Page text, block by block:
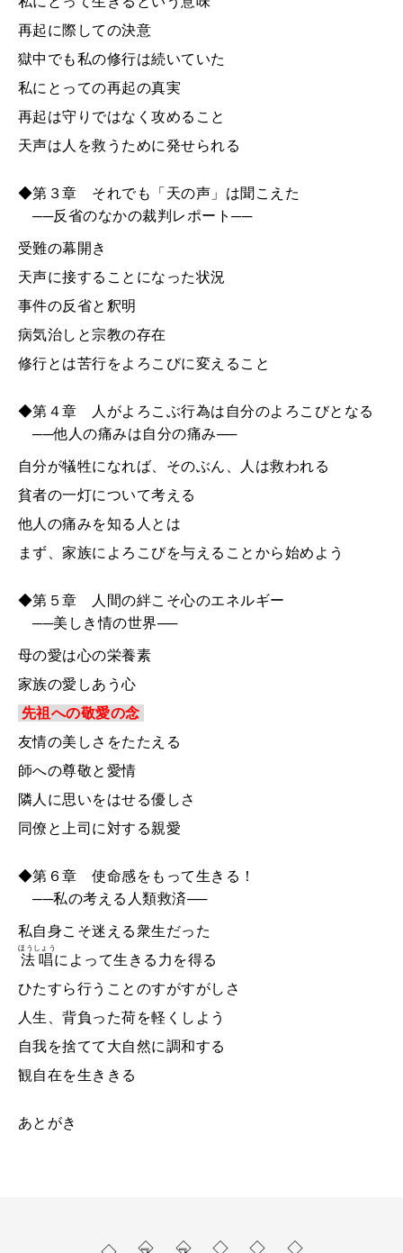
再起に際しての決意
獄中でも私の修行は続いていた
私にとっての再起の真実
再起は守りではなく攻めること
天声は人を救うために発せられる
◆第３章 それでも「天の声」は聞こえた
──反省のなかの裁判レポート──
受難の幕開き
天声に接することになった状況
事件の反省と釈明
病気治しと宗教の存在
修行とは苦行をよろこびに変えること
◆第４章 人がよろこぶ行為は自分のよろこびとなる
──他人の痛みは自分の痛み──
自分が犠牲になれば、そのぶん、人は救われる
貧者の一灯について考える
他人の痛みを知る人とは
まず、家族によろこびを与えることから始めよう
◆第５章 人間の絆こそ心のエネルギー
──美しき情の世界──
母の愛は心の栄養素
家族の愛しあう心
先祖への敬愛の念
友情の美しさをたたえる
師への尊敬と愛情
隣人に思いをはせる優しさ
同僚と上司に対する親愛
◆第６章 使命感をもって生きる！
──私の考える人類救済──
私自身こそ迷える衆生だった
法唱
ほうしょう
によって生きる力を得る
ひたすら行うことのすがすがしさ
人生、背負った荷を軽くしよう
自我を捨てて大自然に調和する
観自在を生ききる
あとがき
◇人類救済と法難 ◇裁判の真相